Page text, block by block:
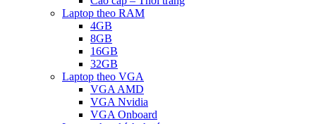
Laptop theo RAM
4GB
8GB
16GB
32GB
Laptop theo VGA
VGA AMD
VGA Nvidia
VGA Onboard